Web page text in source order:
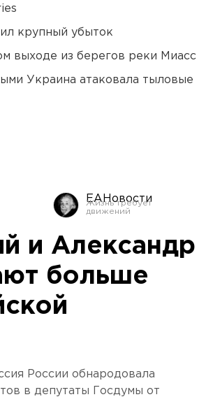
крупный убыток
выходе из берегов реки Миасс
Украина атаковала тыловые
ЕАНовости
и Александр
больше
России обнародовала
в депутаты Госдумы от